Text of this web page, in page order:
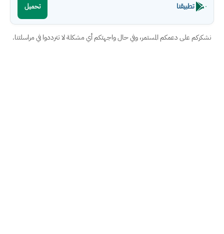
تطبيقنا تحميل
نشكركم على دعمكم المستمر، وفي حال واجهتكم أي مشكلة لا تترددوا في مراسلتنا.